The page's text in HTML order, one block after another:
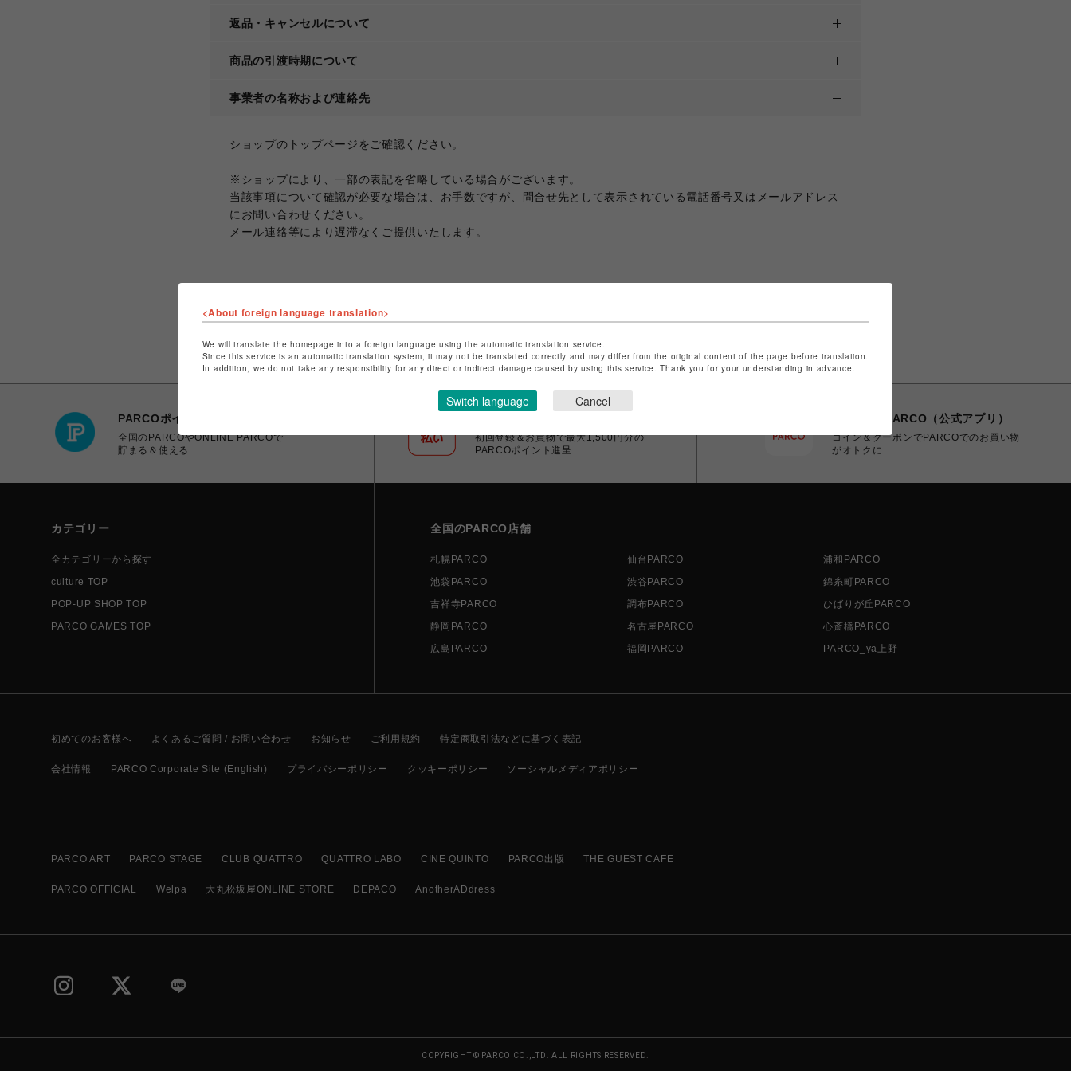
返品・キャンセルについて
商品の引渡時期について
事業者の名称および連絡先
ショップのトップページをご確認ください。
※ショップにより、一部の表記を省略している場合がございます。
当該事項について確認が必要な場合は、お手数ですが、問合せ先として表示されている電話番号又はメールアドレス
にお問い合わせください。
メール連絡等により遅滞なくご提供いたします。
PARCOポイント
全国のPARCOやONLINE PARCOで
貯まる＆使える
初回登録＆お買物で最大1,500円分の
PARCOポイント進呈
POCKET PARCO（公式アプリ）
コイン＆クーポンでPARCOでのお買い物
がオトクに
カテゴリー
全カテゴリーから探す
culture TOP
POP-UP SHOP TOP
PARCO GAMES TOP
全国のPARCO店舗
札幌PARCO 仙台PARCO
浦和PARCO
池袋PARCO
渋谷PARCO
錦糸町PARCO
吉祥寺PARCO
調布PARCO
ひばりが丘PARCO
静岡PARCO
名古屋PARCO
心斎橋PARCO
広島PARCO
福岡PARCO PARCO_ya上野
初めてのお客様へ よくあるご質問 / お問い合わせ お知らせ ご利用規約 特定商取引法などに基づく表記
会社情報 PARCO Corporate Site (English) プライバシーポリシー クッキーポリシー ソーシャルメディアポリシー
PARCO ART PARCO STAGE CLUB QUATTRO QUATTRO LABO CINE QUINTO PARCO出版 THE GUEST CAFE
PARCO OFFICIAL Welpa 大丸松坂屋ONLINE STORE DEPACO AnotherADdress
COPYRIGHT © PARCO CO.,LTD. ALL RIGHTS RESERVED.
<About foreign language translation>
We will translate the homepage into a foreign language using the automatic translation service.
Since this service is an automatic translation system, it may not be translated correctly and may differ from the original content of the page before translation.
In addition, we do not take any responsibility for any direct or indirect damage caused by using this service. Thank you for your understanding in advance.
Switch language Cancel